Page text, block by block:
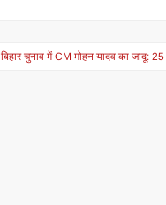
बिहार चुनाव में CM मोहन यादव का जादू: